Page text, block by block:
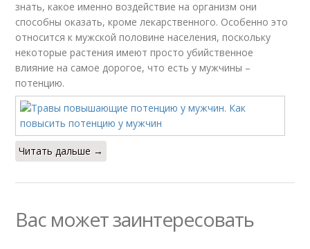
знать, какое именно воздействие на организм они
способны оказать, кроме лекарственного. Особенно это
относится к мужской половине населения, поскольку
некоторые растения имеют просто убийственное
влияние на самое дорогое, что есть у мужчины –
потенцию.
Читать дальше →
Вас может заинтересовать